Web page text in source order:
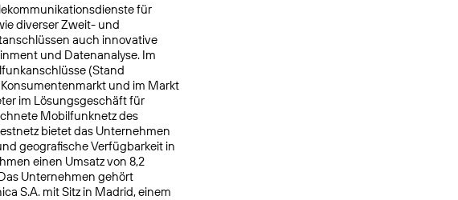
für
diverser Zweit- und
auch innovative
und Datenanalyse. Im
(Stand
und im Markt
im Lösungsgeschäft für
Mobilfunknetz des
bietet das Unternehmen
geografische Verfügbarkeit in
einen Umsatz von 8,2
Unternehmen gehört
S.A. mit Sitz in Madrid, einem